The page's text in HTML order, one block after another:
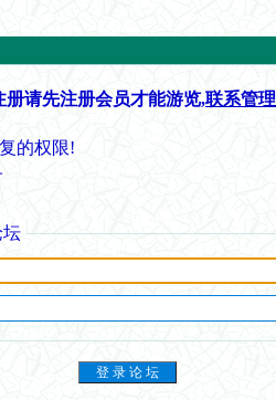
请先注册会员才能游览,联系管理
的权限!
坛